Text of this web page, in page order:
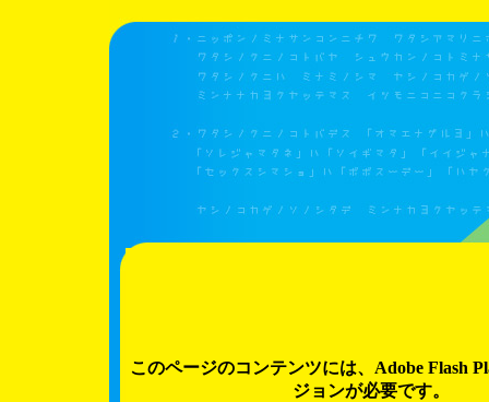
このページのコンテンツには、Adobe Flash
ジョンが必要です。